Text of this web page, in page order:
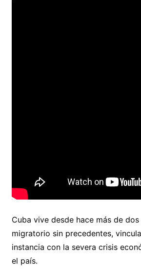
Cuba vive desde hace más de
migratorio sin precedentes,
instancia con la severa crisis
el país.